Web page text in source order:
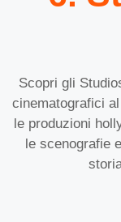
Scopri gli
cinematografici
le produzioni
le scenografie